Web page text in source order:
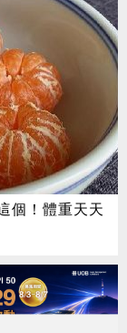
個！體重天天